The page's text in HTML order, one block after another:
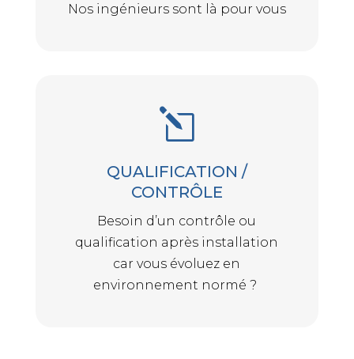
Nos ingénieurs sont là pour vous
l
QUALIFICATION /
CONTRÔLE
Besoin d’un contrôle ou
qualification après installation
car vous évoluez en
environnement normé ?